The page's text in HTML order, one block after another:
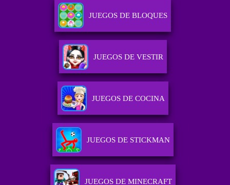
JUEGOS DE BLOQUES
JUEGOS DE VESTIR
JUEGOS DE COCINA
JUEGOS DE STICKMAN
JUEGOS DE MINECRAFT